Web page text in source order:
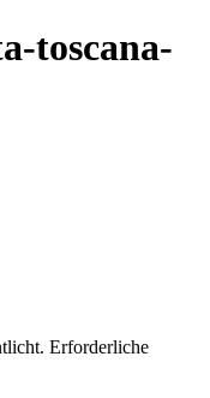
toscana-
Erforderliche